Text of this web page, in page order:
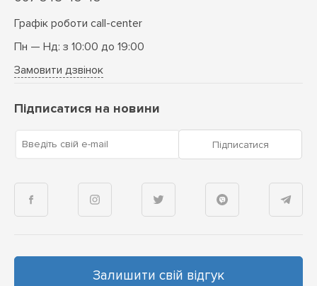
Графік роботи call-center
Пн — Нд: з 10:00 до 19:00
Замовити дзвінок
Підписатися на новини
Введіть свій e-mail Підписатися
Залишити свій відгук